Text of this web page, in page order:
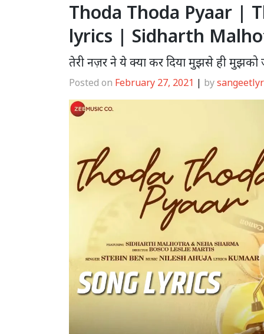
Thoda Thoda Pyaar |
lyrics | Sidharth
तेरी नज़र ने ये क्या कर दिया मुझसे ही मुझको
Posted on February 27, 2021 | by